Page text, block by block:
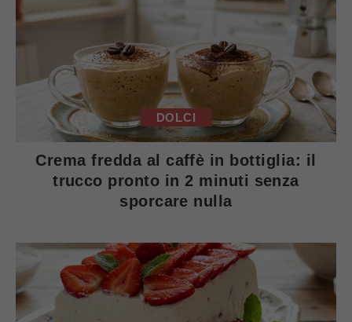
DOLCI
Crema fredda al caffè in bottiglia: il
trucco pronto in 2 minuti senza
sporcare nulla